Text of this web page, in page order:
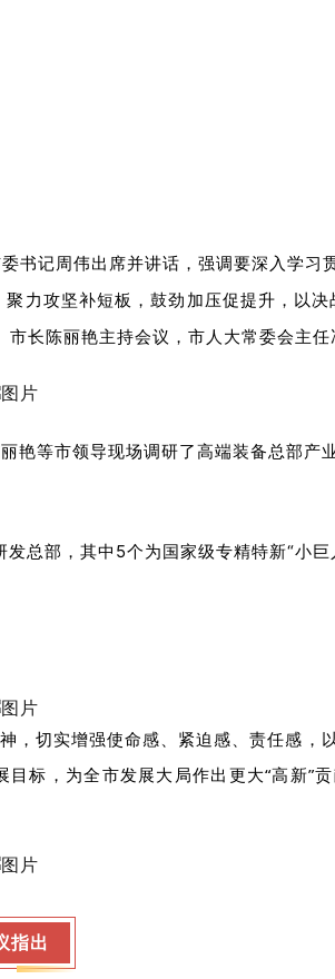
书记周伟出席并讲话，强调要深入学
力攻坚补短板，鼓劲加压促提升，以
长陈丽艳主持会议，市人大常委会主
艳等市领导现场调研了高端装备总部
总部，其中5个为国家级专精特新“小
切实增强使命感、紧迫感、责任感，
标， 为全市发展大局作出更大“高新”
指出